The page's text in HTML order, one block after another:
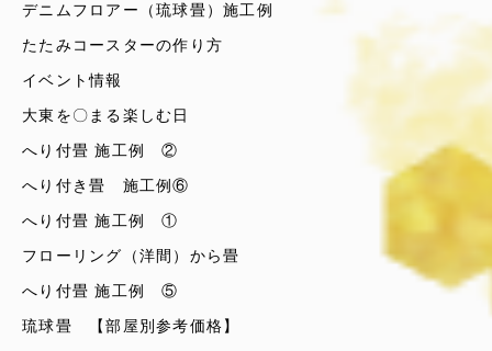
デニムフロアー（琉球畳）施工例
たたみコースターの作り方
イベント情報
大東を〇まる楽しむ日
へり付畳 施工例 ②
へり付き畳 施工例⑥
へり付畳 施工例 ①
フローリング（洋間）から畳
へり付畳 施工例 ⑤
琉球畳 【部屋別参考価格】